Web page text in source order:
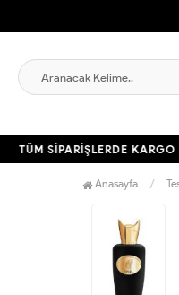
SİPARİŞLERDE KARGO
Anasayfa